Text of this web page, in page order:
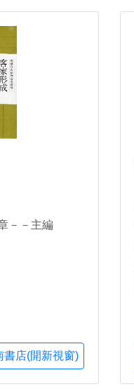
－－主編
書店(開新視窗)